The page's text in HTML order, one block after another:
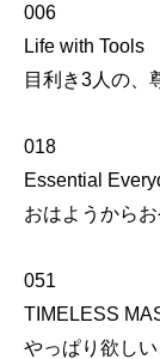
006
Life with Tools
目利き3人の、
018
Essential
おはようから
051
TIMELESS
やっぱり欲し